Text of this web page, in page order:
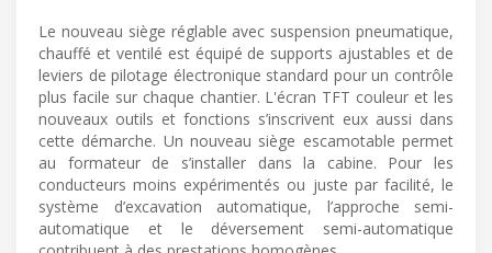
Le nouveau siège réglable avec suspension pneumatique,
chauffé et ventilé est équipé de supports ajustables et de
leviers de pilotage électronique standard pour un contrôle
plus facile sur chaque chantier. L'écran TFT couleur et les
nouveaux outils et fonctions s’inscrivent eux aussi dans
cette démarche. Un nouveau siège escamotable permet
au formateur de s’installer dans la cabine. Pour les
conducteurs moins expérimentés ou juste par facilité, le
système d’excavation automatique, l’approche semi-
automatique et le déversement semi-automatique